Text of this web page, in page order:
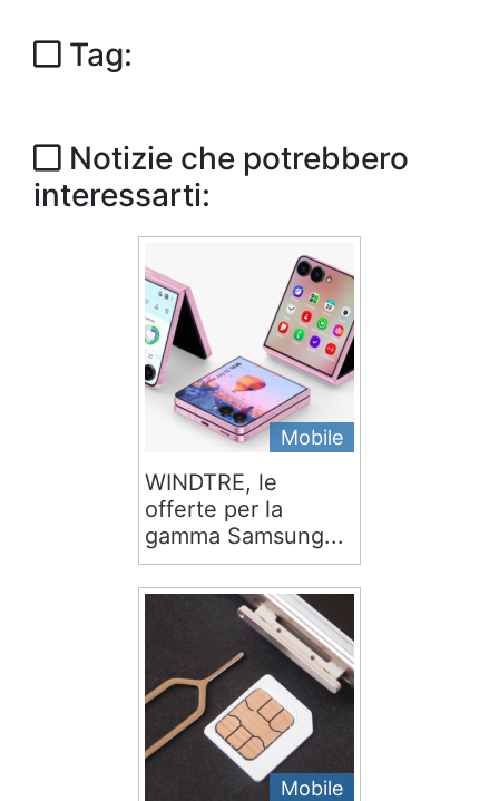
Tag:
Notizie che potrebbero
interessarti:
Mobile
WINDTRE, le
offerte per la
gamma Samsung...
Mobile